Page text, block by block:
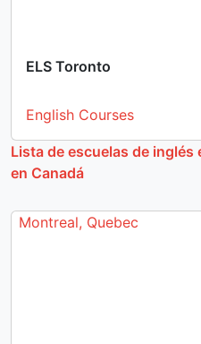
ELS Toronto
English Courses
Lista de escuelas de inglés
en Canadá
Montreal, Quebec